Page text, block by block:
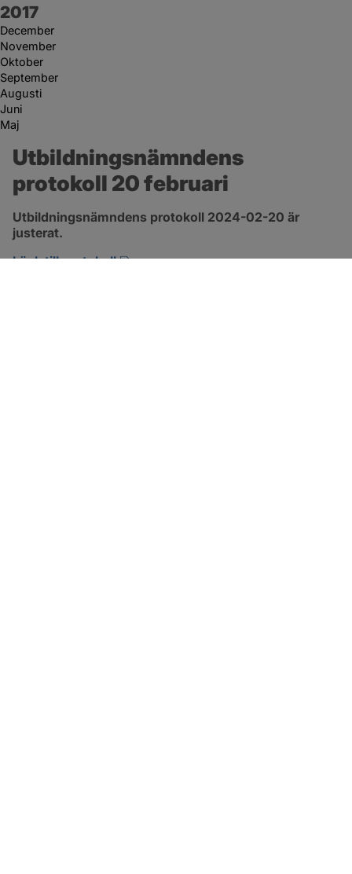
År:
2017
December
November
Oktober
September
Augusti
Juni
Maj
Utbildningsnämndens
protokoll 20 februari
Utbildningsnämndens protokoll 2024-02-20 är
justerat.
Länk till protokoll
pdf, 748.5 kB, öppnas i nytt fönster.